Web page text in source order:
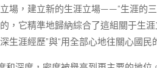
場，建立新的生涯立場——“生涯的
，它精準地歸納綜合了這組關于生
生涯經歷”與“用全部心地往關心國民